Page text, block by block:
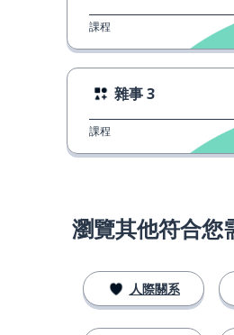
課程
雜事 3
課程
瀏覽其他符合您
人際關系